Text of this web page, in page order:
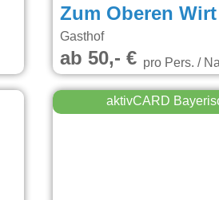
Zum Oberen Wirt
Gasthof
ab 50,- €pro Pers. /
aktivCARD